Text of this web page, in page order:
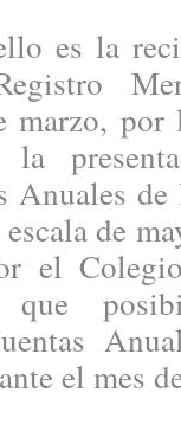
es la
marzo, por
la
Anuales
de
el
que
el mes